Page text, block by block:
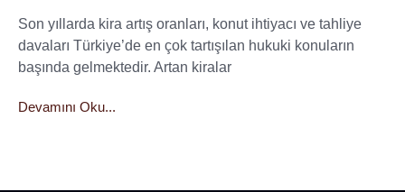
Son yıllarda kira artış oranları, konut ihtiyacı ve tahliye
davaları Türkiye’de en çok tartışılan hukuki konuların
başında gelmektedir. Artan kiralar
Devamını Oku...